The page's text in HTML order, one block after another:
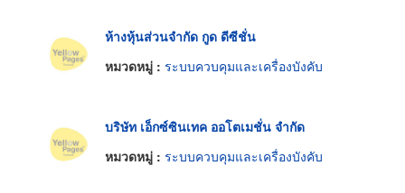
ห้างหุ้นส่วนจำกัด กูด ดีซีชั่น
หมวดหมู่ : ระบบควบคุมและเครื่องบังคับ
บริษัท เอ็กซ์ซินเทค ออโตเมชั่น จำกัด
หมวดหมู่ : ระบบควบคุมและเครื่องบังคับ